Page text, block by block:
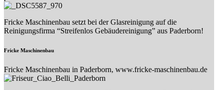
Fricke Maschinenbau setzt bei der Glasreinigung auf die
Reinigungsfirma “Streifenlos Gebäudereinigung” aus Paderborn!
Fricke Maschinenbau
Fricke Maschinenbau in Paderborn, www.fricke-maschinenbau.de